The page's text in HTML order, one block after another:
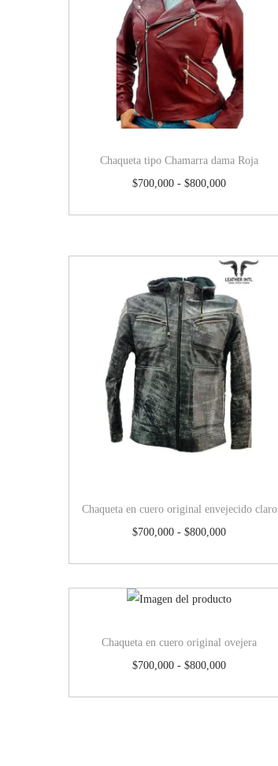
Chaqueta tipo Chamarra dama Roja
$700,000 - $800,000
Chaqueta en cuero original envejecido claro
$700,000 - $800,000
Chaqueta en cuero original ovejera
$700,000 - $800,000